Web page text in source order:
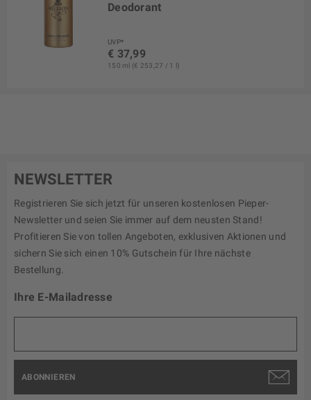
Deodorant
UVP*
€ 37,99
150 ml (€ 253,27 / 1 l)
NEWSLETTER
Registrieren Sie sich jetzt für unseren kostenlosen Pieper-
Newsletter und seien Sie immer auf dem neusten Stand!
Profitieren Sie von tollen Angeboten, exklusiven Aktionen und
sichern Sie sich einen 10% Gutschein für Ihre nächste
Bestellung.
Ihre E-Mailadresse
ABONNIEREN